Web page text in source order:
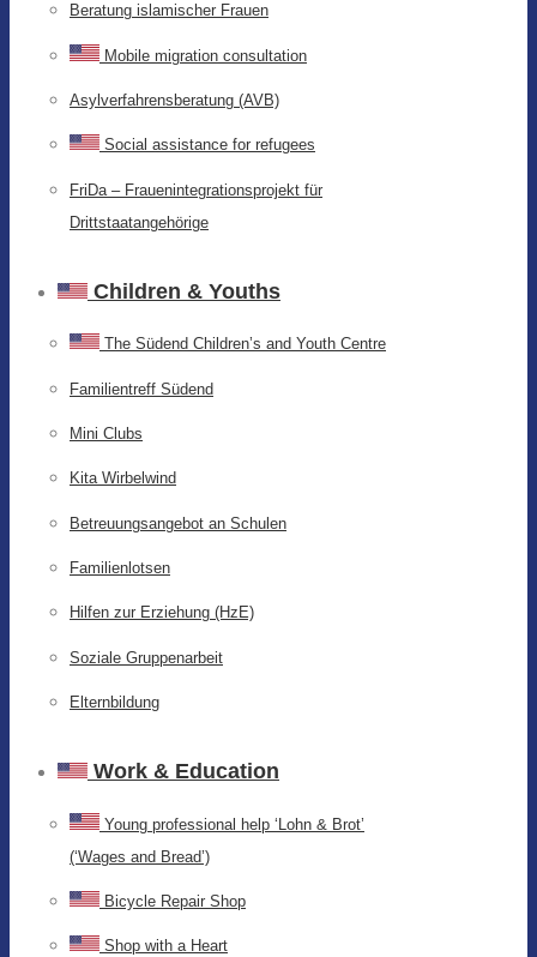
Beratung islamischer Frauen
Mobile migration consultation
Asylverfahrensberatung (AVB)
Social assistance for refugees
FriDa – Frauenintegrationsprojekt für
Drittstaatangehörige
Children & Youths
The Südend Children’s and Youth Centre
Familientreff Südend
Mini Clubs
Kita Wirbelwind
Betreuungsangebot an Schulen
Familienlotsen
Hilfen zur Erziehung (HzE)
Soziale Gruppenarbeit
Elternbildung
Work & Education
Young professional help ‘Lohn & Brot’
(‘Wages and Bread’)
Bicycle Repair Shop
Shop with a Heart